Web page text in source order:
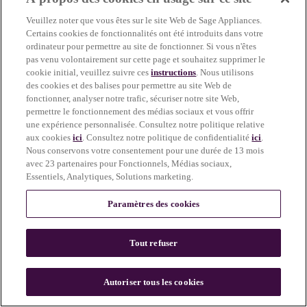
more information)
n
Veuillez noter que vous êtes sur le site Web de Sage Appliances.
Certains cookies de fonctionnalités ont été introduits dans votre
ordinateur pour permettre au site de fonctionner. Si vous n'êtes
pas venu volontairement sur cette page et souhaitez supprimer le
cookie initial, veuillez suivre cesinstructions. Nous utilisons
des cookies et des balises pour permettre au site Web de
fonctionner, analyser notre trafic, sécuriser notre site Web,
permettre le fonctionnement des médias sociaux et vous offrir
une expérience personnalisée. Consultez notre politique relative
aux cookiesici. Consultez notre politique de confidentialitéici.
Nous conservons votre consentement pour une durée de 13 mois
avec 23 partenaires pour Fonctionnels, Médias sociaux,
Essentiels, Analytiques, Solutions marketing.
Paramètres des cookies
Tout refuser
Autoriser tous les cookies